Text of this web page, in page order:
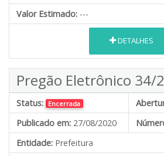
Valor Estimado: ---
DETALHES
Pregão Eletrônico 34/
Status: Encerrada
Publicado em: 27/08/2020
Entidade: Prefeitura